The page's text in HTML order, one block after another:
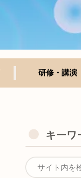
研修・講演
キーワ